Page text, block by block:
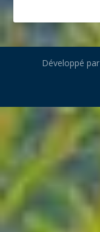
Développé par